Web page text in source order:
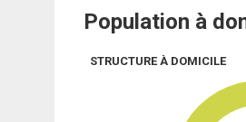
Population à
STRUCTURE À DOMICILE